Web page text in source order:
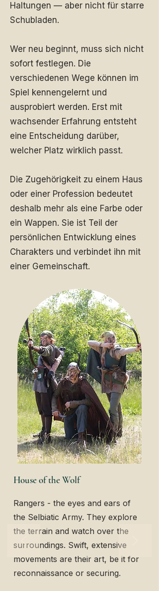
Haltungen — aber nicht für starre
Schubladen.
Wer neu beginnt, muss sich nicht
sofort festlegen. Die
verschiedenen Wege können im
Spiel kennengelernt und
ausprobiert werden. Erst mit
wachsender Erfahrung entsteht
eine Entscheidung darüber,
welcher Platz wirklich passt.
Die Zugehörigkeit zu einem Haus
oder einer Profession bedeutet
deshalb mehr als eine Farbe oder
ein Wappen. Sie ist Teil der
persönlichen Entwicklung eines
Charakters und verbindet ihn mit
einer Gemeinschaft.
House of the Wolf
Rangers - the eyes and ears of
the Selbiatic Army. They explore
the terrain and watch over the
surroundings. Swift, extensive
movements are their art, be it for
reconnaissance or securing.